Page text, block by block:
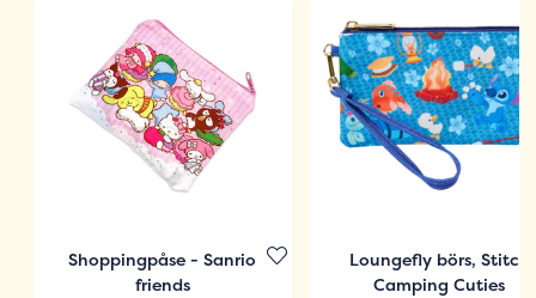
Shoppingpåse - Sanrio
friends
Loungefly börs, Stitch
Camping Cuties